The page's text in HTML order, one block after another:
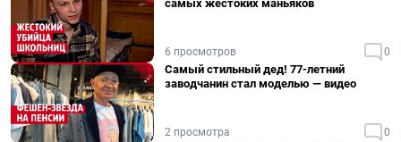
самых жестоких маньяков
6 просмотров 0
Самый стильный дед! 77-летний
заводчанин стал моделью — видео
2 просмотра 0